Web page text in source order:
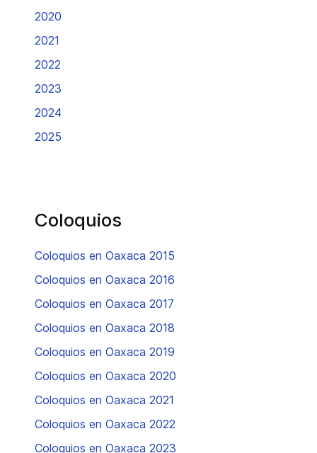
2020
2021
2022
2023
2024
2025
Coloquios
Coloquios en Oaxaca 2015
Coloquios en Oaxaca 2016
Coloquios en Oaxaca 2017
Coloquios en Oaxaca 2018
Coloquios en Oaxaca 2019
Coloquios en Oaxaca 2020
Coloquios en Oaxaca 2021
Coloquios en Oaxaca 2022
Coloquios en Oaxaca 2023